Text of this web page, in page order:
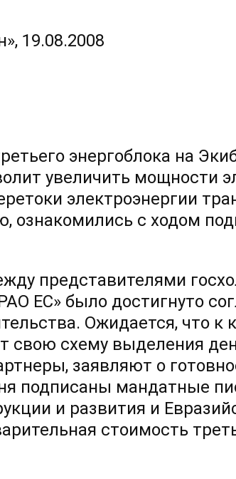
19.08.2008
энергоблока на
увеличить мощности
электроэнергии
ознакомились с ходом
представителями
ЕС» было достигнуто
Ожидается, что к
свою схему выделения
заявляют о
подписаны мандатные
и развития и
стоимость